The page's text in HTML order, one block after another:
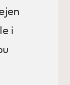
i